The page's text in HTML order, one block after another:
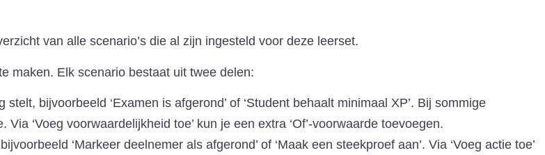
van alle scenario’s die al zijn ingesteld voor deze leerset.
maken. Elk scenario bestaat uit twee delen:
bijvoorbeeld ‘Examen is afgerond’ of ‘Student behaalt minimaal XP’. Bij sommige
‘Voeg voorwaardelijkheid toe’ kun je een extra ‘Of’-voorwaarde toevoegen.
‘Markeer deelnemer als afgerond’ of ‘Maak een steekproef aan’. Via ‘Voeg actie toe’